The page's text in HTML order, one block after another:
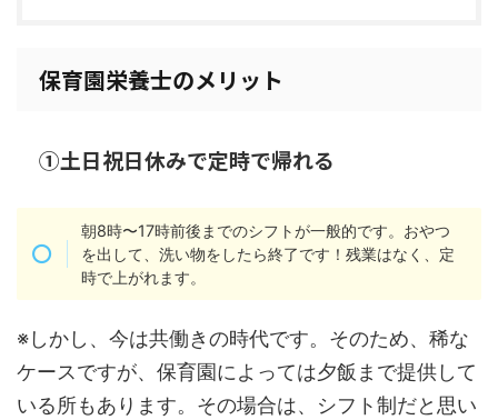
保育園栄養士のメリット
①土日祝日休みで定時で帰れる
朝8時〜17時前後までのシフトが一般的です。おやつ
を出して、洗い物をしたら終了です！残業はなく、定
時で上がれます。
※しかし、今は共働きの時代です。そのため、稀な
ケースですが、保育園によっては夕飯まで提供して
いる所もあります。その場合は、シフト制だと思い